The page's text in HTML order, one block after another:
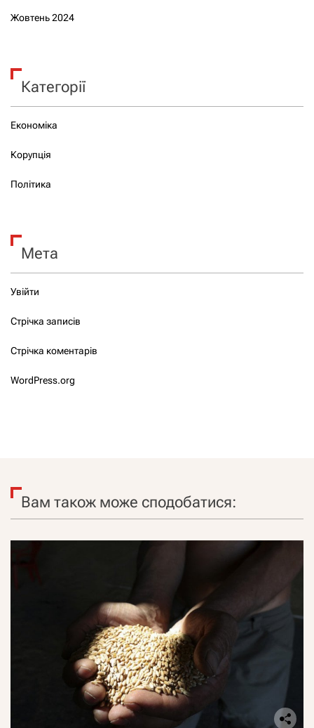
Жовтень 2024
Категорії
Економіка
Корупція
Політика
Мета
Увійти
Стрічка записів
Стрічка коментарів
WordPress.org
Вам також може сподобатися: